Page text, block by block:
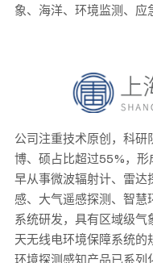
象、海洋、环境监测、应
公司注重技术原创，科研
博、硕占比超过55%，
早从事微波辐射计、雷达
感、大气遥感探测、智慧
系统研发，具有区域级
天无线电环境保障系统的
环境探测感知产品已系列